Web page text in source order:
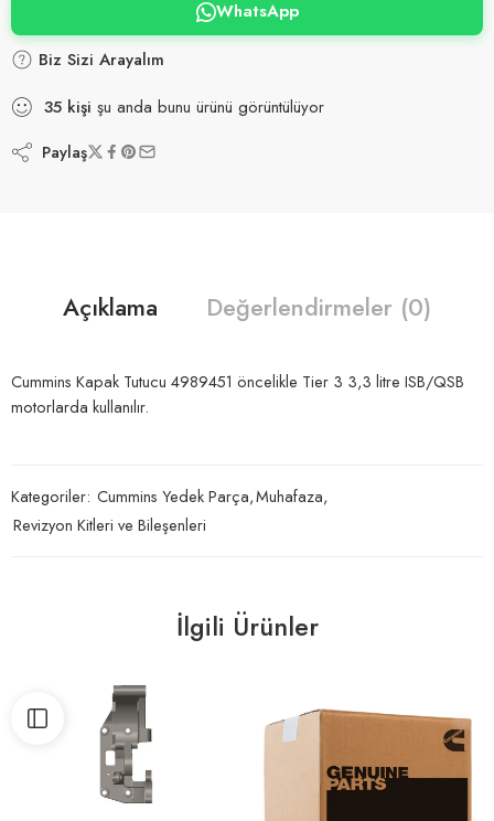
WhatsApp
Biz Sizi Arayalım
35 kişi şu anda bunu ürünü görüntülüyor
Paylaş
Açıklama Değerlendirmeler (0)
Cummins Kapak Tutucu 4989451 öncelikle Tier 3 3,3 litre ISB/QSB
motorlarda kullanılır.
Kategoriler: Cummins Yedek Parça,Muhafaza,
Revizyon Kitleri ve Bileşenleri
İlgili Ürünler